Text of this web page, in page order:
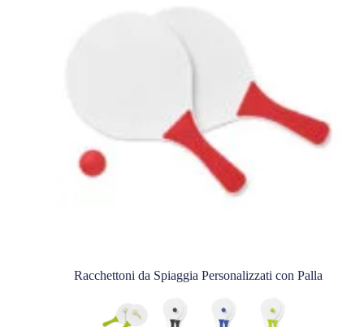
Racchettoni da Spiaggia Personalizzati con Palla